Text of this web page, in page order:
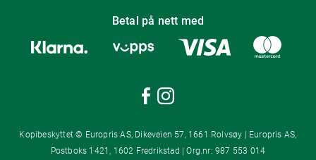
Betal på nett med
Kopibeskyttet © Europris AS, Dikeveien 57, 1661 Rolvsøy | Europris AS,
Postboks 1421, 1602 Fredrikstad | Org.nr: 987 553 014